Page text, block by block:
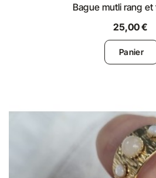
Bague mutli rang et
25,00 €
Panier